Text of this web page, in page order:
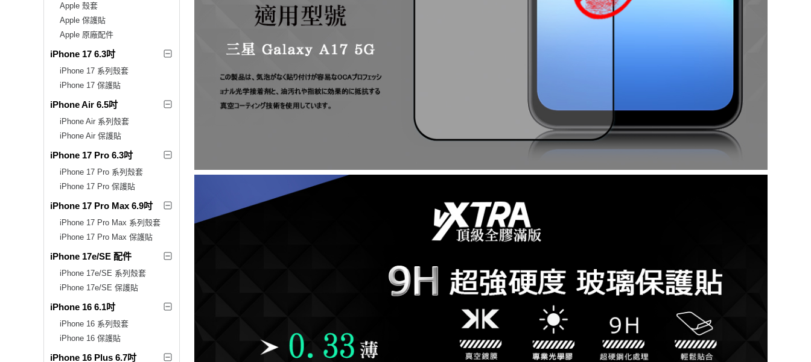
Apple 殼套
Apple 保護貼
Apple 原廠配件
iPhone 17 6.3吋
iPhone 17 系列殼套
iPhone 17 保護貼
iPhone Air 6.5吋
iPhone Air 系列殼套
iPhone Air 保護貼
iPhone 17 Pro 6.3吋
iPhone 17 Pro 系列殼套
iPhone 17 Pro 保護貼
iPhone 17 Pro Max 6.9吋
iPhone 17 Pro Max 系列殼套
iPhone 17 Pro Max 保護貼
iPhone 17e/SE 配件
iPhone 17e/SE 系列殼套
iPhone 17e/SE 保護貼
iPhone 16 6.1吋
iPhone 16 系列殼套
iPhone 16 保護貼
iPhone 16 Plus 6.7吋